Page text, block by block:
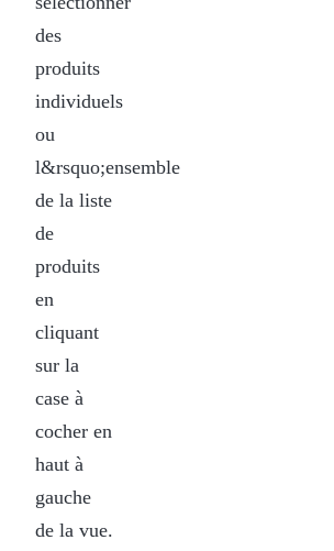
des
produits
individuels
ou
l&rsquo;ensemble
de la liste
de
produits
en
cliquant
sur la
case à
cocher en
haut à
gauche
de la vue.